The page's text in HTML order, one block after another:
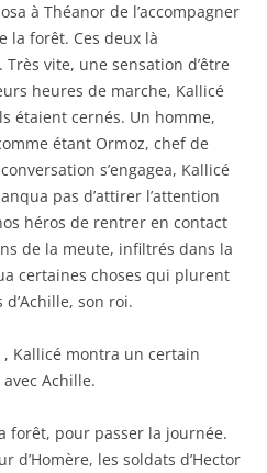
à Théanor de l’accompagner
la forêt. Ces deux là
vite, une sensation d’être
heures de marche, Kallicé
étaient cernés. Un homme,
étant Ormoz, chef de
s’engagea, Kallicé
pas d’attirer l’attention
héros de rentrer en contact
de la meute, infiltrés dans la
certaines choses qui plurent
son roi.
Kallicé montra un certain
Achille.
forêt, pour passer la journée.
d’Homère, les soldats d’Hector